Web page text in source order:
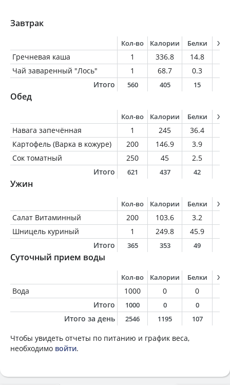
Завтрак
Кол-во Калории Белки
Гречневая каша 1 336.8 14.8
Чай заваренный "Лось"
1 68.7 0.3
Итого
560 405 15
Обед
Кол-во Калории Белки
Навага запечённая 1 245 36.4
Картофель (Варка в кожуре)
200 146.9 3.9
Сок томатный
250 45 2.5
Итого
621 437 42
Ужин
Кол-во Калории Белки
Салат Витаминный 200 103.6 3.2
Шницель куриный
1 249.8 45.9
Итого
365 353 49
Суточный прием воды
Кол-во Калории Белки
Вода 1000 0 0
Итого
1000 0 0
Итого за день 2546 1195 107
Чтобы увидеть отчеты по питанию и график веса,
необходимо войти.